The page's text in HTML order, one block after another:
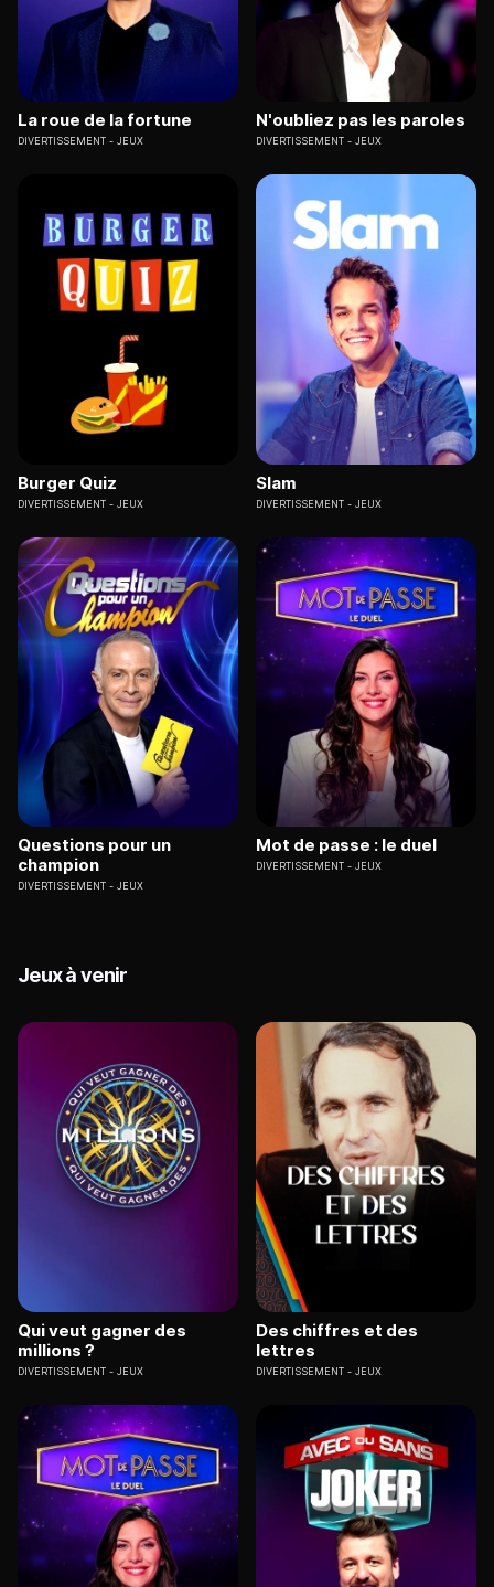
La roue de la fortune
DIVERTISSEMENT JEUX
N'oubliez pas les paroles
DIVERTISSEMENT JEUX
Burger Quiz
DIVERTISSEMENT JEUX
Slam
DIVERTISSEMENT JEUX
Questions pour un
champion
DIVERTISSEMENT JEUX
Mot de passe : le duel
DIVERTISSEMENT JEUX
Jeux à venir
Qui veut gagner des
millions ?
DIVERTISSEMENT JEUX
Des chiffres et des
lettres
DIVERTISSEMENT JEUX